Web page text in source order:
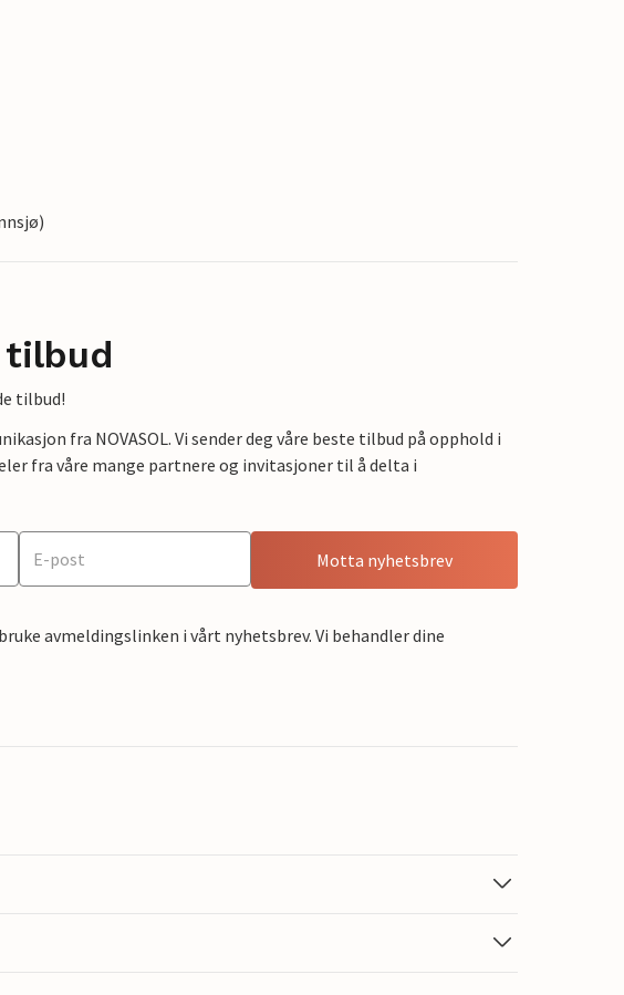
tilbud
tilbud!
fra NOVASOL. Vi sender deg våre beste tilbud på opphold i
fra våre mange partnere og invitasjoner til å delta i
Motta nyhetsbrev
avmeldingslinken i vårt nyhetsbrev. Vi behandler dine